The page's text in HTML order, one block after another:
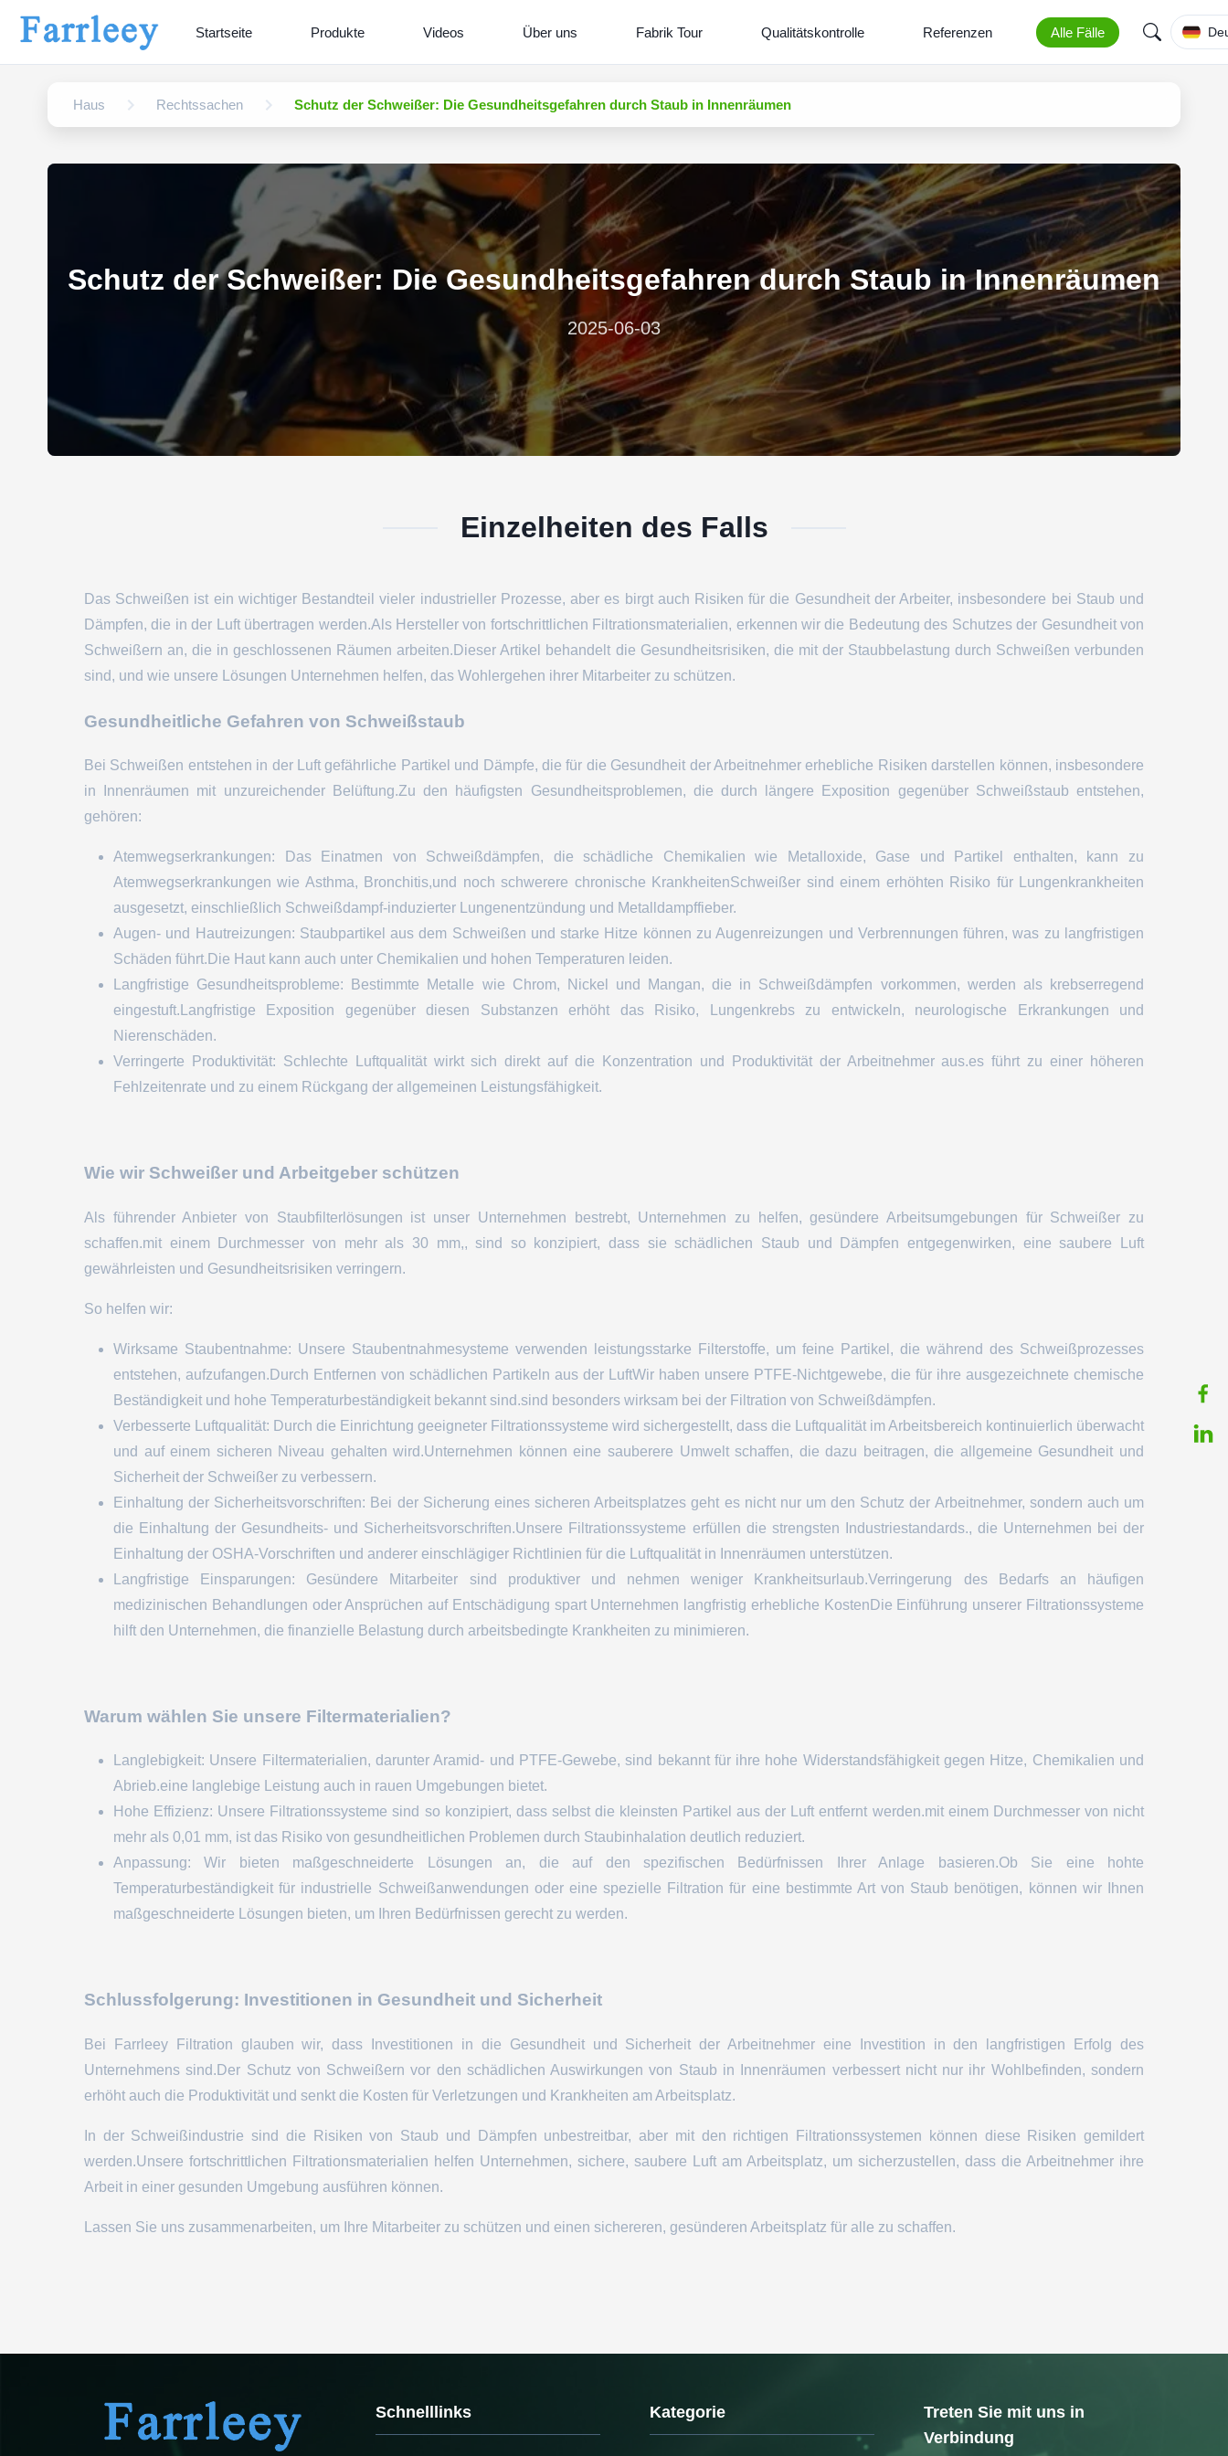
Startseite Produkte Videos Über uns Fabrik Tour Qualitätskontrolle Referenzen Alle Fälle
Haus Rechtssachen Schutz der Schweißer: Die Gesundheitsgefahren durch Staub in Innenräumen
Schutz der Schweißer: Die Gesundheitsgefahren durch Staub in Innenräumen
2025-06-03
Einzelheiten des Falls
Das Schweißen ist ein wichtiger Bestandteil vieler industrieller Prozesse, aber es birgt auch Risiken für die Gesundheit der Arbeiter, insbesondere bei Staub und
Dämpfen, die in der Luft übertragen werden.Als Hersteller von fortschrittlichen Filtrationsmaterialien, erkennen wir die Bedeutung des Schutzes der Gesundheit von
Schweißern an, die in geschlossenen Räumen arbeiten.Dieser Artikel behandelt die Gesundheitsrisiken, die mit der Staubbelastung durch Schweißen verbunden
sind, und wie unsere Lösungen Unternehmen helfen, das Wohlergehen ihrer Mitarbeiter zu schützen.
Gesundheitliche Gefahren von Schweißstaub
Bei Schweißen entstehen in der Luft gefährliche Partikel und Dämpfe, die für die Gesundheit der Arbeitnehmer erhebliche Risiken darstellen können, insbesondere
in Innenräumen mit unzureichender Belüftung.Zu den häufigsten Gesundheitsproblemen, die durch längere Exposition gegenüber Schweißstaub entstehen,
gehören:
Atemwegserkrankungen: Das Einatmen von Schweißdämpfen, die schädliche Chemikalien wie Metalloxide, Gase und Partikel enthalten, kann zu
Atemwegserkrankungen wie Asthma, Bronchitis,und noch schwerere chronische KrankheitenSchweißer sind einem erhöhten Risiko für Lungenkrankheiten
ausgesetzt, einschließlich Schweißdampf-induzierter Lungenentzündung und Metalldampffieber.
Augen- und Hautreizungen: Staubpartikel aus dem Schweißen und starke Hitze können zu Augenreizungen und Verbrennungen führen, was zu langfristigen
Schäden führt.Die Haut kann auch unter Chemikalien und hohen Temperaturen leiden.
Langfristige Gesundheitsprobleme: Bestimmte Metalle wie Chrom, Nickel und Mangan, die in Schweißdämpfen vorkommen, werden als krebserregend
eingestuft.Langfristige Exposition gegenüber diesen Substanzen erhöht das Risiko, Lungenkrebs zu entwickeln, neurologische Erkrankungen und
Nierenschäden.
Verringerte Produktivität: Schlechte Luftqualität wirkt sich direkt auf die Konzentration und Produktivität der Arbeitnehmer aus.es führt zu einer höheren
Fehlzeitenrate und zu einem Rückgang der allgemeinen Leistungsfähigkeit.
Wie wir Schweißer und Arbeitgeber schützen
Als führender Anbieter von Staubfilterlösungen ist unser Unternehmen bestrebt, Unternehmen zu helfen, gesündere Arbeitsumgebungen für Schweißer zu
schaffen.mit einem Durchmesser von mehr als 30 mm,, sind so konzipiert, dass sie schädlichen Staub und Dämpfen entgegenwirken, eine saubere Luft
gewährleisten und Gesundheitsrisiken verringern.
So helfen wir:
Wirksame Staubentnahme: Unsere Staubentnahmesysteme verwenden leistungsstarke Filterstoffe, um feine Partikel, die während des Schweißprozesses
entstehen, aufzufangen.Durch Entfernen von schädlichen Partikeln aus der LuftWir haben unsere PTFE-Nichtgewebe, die für ihre ausgezeichnete chemische
Beständigkeit und hohe Temperaturbeständigkeit bekannt sind.sind besonders wirksam bei der Filtration von Schweißdämpfen.
Verbesserte Luftqualität: Durch die Einrichtung geeigneter Filtrationssysteme wird sichergestellt, dass die Luftqualität im Arbeitsbereich kontinuierlich überwacht
und auf einem sicheren Niveau gehalten wird.Unternehmen können eine sauberere Umwelt schaffen, die dazu beitragen, die allgemeine Gesundheit und
Sicherheit der Schweißer zu verbessern.
Einhaltung der Sicherheitsvorschriften: Bei der Sicherung eines sicheren Arbeitsplatzes geht es nicht nur um den Schutz der Arbeitnehmer, sondern auch um
die Einhaltung der Gesundheits- und Sicherheitsvorschriften.Unsere Filtrationssysteme erfüllen die strengsten Industriestandards., die Unternehmen bei der
Einhaltung der OSHA-Vorschriften und anderer einschlägiger Richtlinien für die Luftqualität in Innenräumen unterstützen.
Langfristige Einsparungen: Gesündere Mitarbeiter sind produktiver und nehmen weniger Krankheitsurlaub.Verringerung des Bedarfs an häufigen
medizinischen Behandlungen oder Ansprüchen auf Entschädigung spart Unternehmen langfristig erhebliche KostenDie Einführung unserer Filtrationssysteme
hilft den Unternehmen, die finanzielle Belastung durch arbeitsbedingte Krankheiten zu minimieren.
Warum wählen Sie unsere Filtermaterialien?
Langlebigkeit: Unsere Filtermaterialien, darunter Aramid- und PTFE-Gewebe, sind bekannt für ihre hohe Widerstandsfähigkeit gegen Hitze, Chemikalien und
Abrieb.eine langlebige Leistung auch in rauen Umgebungen bietet.
Hohe Effizienz: Unsere Filtrationssysteme sind so konzipiert, dass selbst die kleinsten Partikel aus der Luft entfernt werden.mit einem Durchmesser von nicht
mehr als 0,01 mm, ist das Risiko von gesundheitlichen Problemen durch Staubinhalation deutlich reduziert.
Anpassung: Wir bieten maßgeschneiderte Lösungen an, die auf den spezifischen Bedürfnissen Ihrer Anlage basieren.Ob Sie eine hohte
Temperaturbeständigkeit für industrielle Schweißanwendungen oder eine spezielle Filtration für eine bestimmte Art von Staub benötigen, können wir Ihnen
maßgeschneiderte Lösungen bieten, um Ihren Bedürfnissen gerecht zu werden.
Schlussfolgerung: Investitionen in Gesundheit und Sicherheit
Bei Farrleey Filtration glauben wir, dass Investitionen in die Gesundheit und Sicherheit der Arbeitnehmer eine Investition in den langfristigen Erfolg des
Unternehmens sind.Der Schutz von Schweißern vor den schädlichen Auswirkungen von Staub in Innenräumen verbessert nicht nur ihr Wohlbefinden, sondern
erhöht auch die Produktivität und senkt die Kosten für Verletzungen und Krankheiten am Arbeitsplatz.
In der Schweißindustrie sind die Risiken von Staub und Dämpfen unbestreitbar, aber mit den richtigen Filtrationssystemen können diese Risiken gemildert
werden.Unsere fortschrittlichen Filtrationsmaterialien helfen Unternehmen, sichere, saubere Luft am Arbeitsplatz, um sicherzustellen, dass die Arbeitnehmer ihre
Arbeit in einer gesunden Umgebung ausführen können.
Lassen Sie uns zusammenarbeiten, um Ihre Mitarbeiter zu schützen und einen sichereren, gesünderen Arbeitsplatz für alle zu schaffen.
Schnelllinks Kategorie
Treten Sie mit uns in
Verbindung